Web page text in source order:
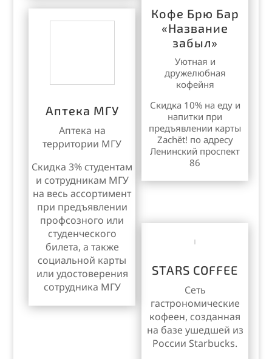
Аптека МГУ
Аптека на
территории МГУ
Скидка 3% студентам
и сотрудникам МГУ
на весь ассортимент
при предъявлении
профсозного или
студенческого
билета, а также
социальной карты
или удостоверения
сотрудника МГУ
Кофе Брю Бар
«Название
забыл»
Уютная и
дружелюбная
кофейня
Скидка 10% на еду и
напитки при
предъявлении карты
Zachёt! по адресу
Ленинский проспект
86
STARS COFFEE
Сеть
гастрономические
кофеен, созданная
на базе ушедшей из
России Starbucks.